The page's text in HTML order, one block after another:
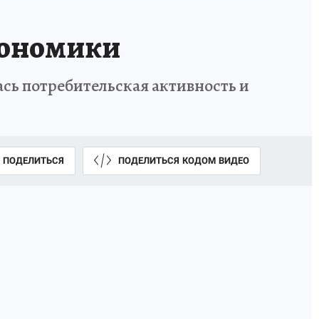
потребительская активность и
ПОДЕЛИТЬСЯ ПОДЕЛИТЬСЯ КОДОМ ВИДЕО